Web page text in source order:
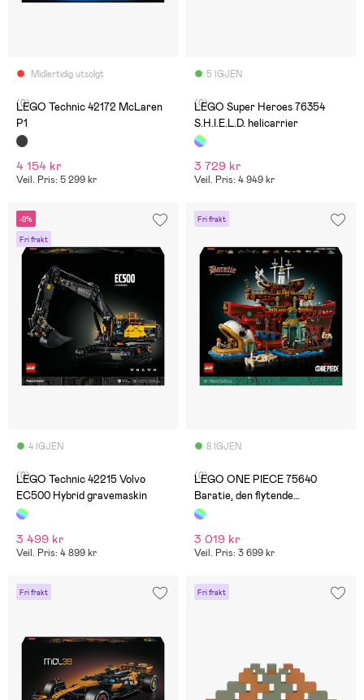
Midlertidig utsolgt
(0)
LEGO Technic 42172 McLaren
P1
4 154 kr
Veil. Pris: 5 299 kr
5 IGJEN
(0)
LEGO Super Heroes 76354
S.H.I.E.L.D. helicarrier
3 729 kr
Veil. Pris: 4 949 kr
-9%
Fri frakt
4 IGJEN
(0)
LEGO Technic 42215 Volvo
EC500 Hybrid gravemaskin
3 499 kr
Veil. Pris: 4 899 kr
Fri frakt
8 IGJEN
(0)
LEGO ONE PIECE 75640
Baratie, den flytende
restauranten
3 019 kr
Veil. Pris: 3 699 kr
Fri frakt Fri frakt